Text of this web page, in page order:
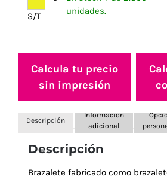
S/T
unidades.
Calcula tu precio
sin impresión
Descripción
Información
adicional
Descripción
Brazalete fabricado como